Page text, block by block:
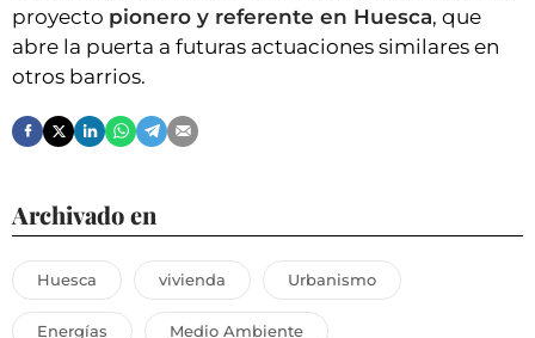
proyecto pionero y referente en Huesca, que
abre la puerta a futuras actuaciones similares en
otros barrios.
Archivado en
Huesca vivienda Urbanismo
Energías Medio Ambiente